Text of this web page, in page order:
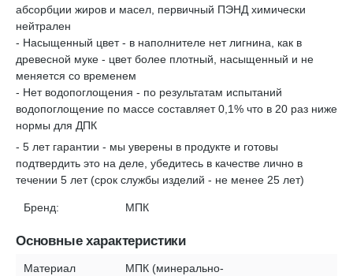
абсорбции жиров и масел, первичный ПЭНД химически
нейтрален
- Насыщенный цвет - в наполнителе нет лигнина, как в
древесной муке - цвет более плотный, насыщенный и не
меняется со временем
- Нет водопоглощения - по результатам испытаний
водопоглощение по массе составляет 0,1% что в 20 раз ниже
нормы для ДПК
- 5 лет гарантии - мы уверены в продукте и готовы
подтвердить это на деле, убедитесь в качестве лично в
течении 5 лет (срок службы изделий - не менее 25 лет)
Бренд: МПК
Основные характеристики
Материал
МПК (минерально-